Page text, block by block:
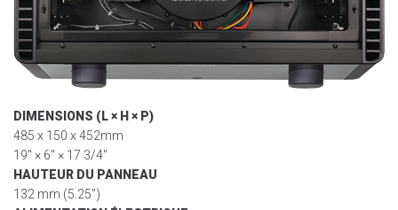
DIMENSIONS (L × H × P)
485 x 150 x 452mm
19″ × 6″ × 17 3/4″
HAUTEUR DU PANNEAU
132 mm (5.25″)